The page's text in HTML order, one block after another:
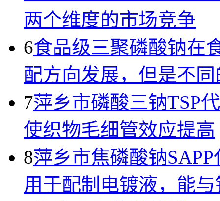
两个维度的市场竞争
6食品级三聚磷酸钠在
配方向发展，但是不
7萍乡市磷酸三钠TSP
使织物毛细管效应提高
8萍乡市焦磷酸钠
用于配制电镀液，能